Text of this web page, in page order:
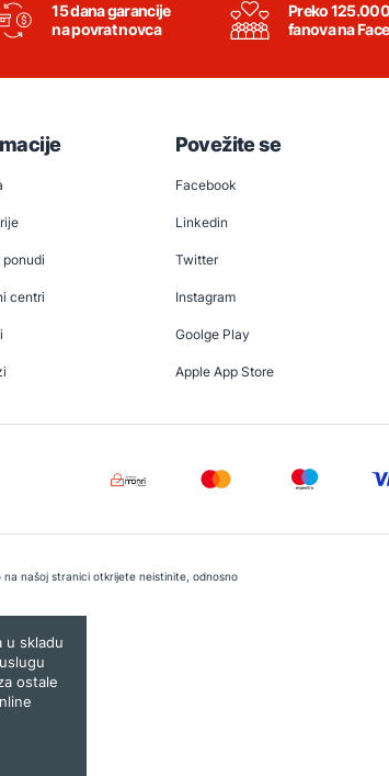
15 dana garancije
na povrat novca
Preko 125.000
fanova na
ponudi
centri
Povežite se
Facebook
Linkedin
Twitter
Instagram
Goolge Play
Apple App Store
našoj stranici otkrijete neistinite, odnosno
u skladu
ostale